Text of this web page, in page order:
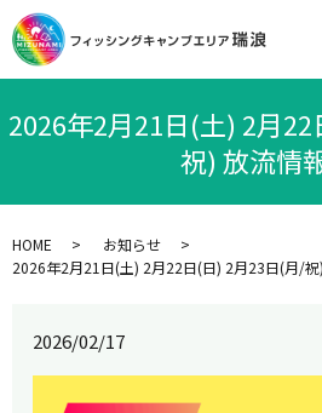
2026年2月21日(土) 2月
祝) 放流情
HOME
お知らせ
2026年2月21日(土) 2月22日(日) 2月23日(月/
2026/02/17